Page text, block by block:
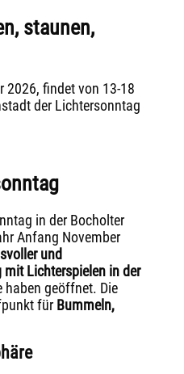
staunen,
2026, findet von 13-18
der Lichtersonntag
in der Bocholter
Anfang November
und
mit Lichterspielen in der
haben geöffnet. Die
für Bummeln,